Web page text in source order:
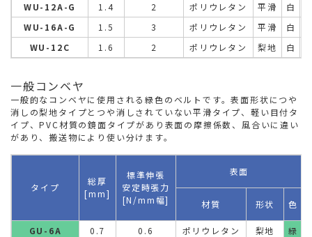
WU-12A-G
1.4 2 ポリウレタン 平滑 白
WU-16A-G
1.5 3 ポリウレタン 平滑 白
WU-12C
1.6 2 ポリウレタン 梨地 白
一般コンベヤ
一般的なコンベヤに使用される緑色のベルトです。表面形状につや
消しの梨地タイプとつや消しされていない平滑タイプ、軽い目付タ
イプ、PVC材質の鏡面タイプがあり表面の摩擦係数、風合いに違い
があり、搬送物により使い分けます。
タイプ
総厚
[mm]
標準伸張
安定時張力
[N/mm幅]
表面
材質 形状 色
GU-6A 0.7 0.6 ポリウレタン 梨地 緑